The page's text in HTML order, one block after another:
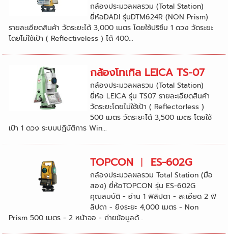
กล้องประมวลผลรวม (Total Station)
ยี่ห้อDADI รุ่นDTM624R (NON Prism)
รายละเอียดสินค้า วัดระยะได้ 3,000 เมตร โดยใช้ปริซึม 1 ดวง วัดระยะ
โดยไม่ใช้เป้า ( Reflectiveless ) ได้ 400...
กล้องโทเทิล LEICA TS-07
กล้องประมวลผลรวม (Total Station)
ยี่ห้อ LEICA รุ่น TS07 รายละเอียดสินค้า
‍วัดระยะโดยไม่ใช้เป้า ( Reflectorless )
500 เมตร วัดระยะได้ 3,500 เมตร โดยใช้
เป้า 1 ดวง ระบบปฏิบัติการ Win...
TOPCON ︱ ES-602G
กล้องประมวลผลรวม Total Station (มือ
สอง) ยี่ห้อTOPCON รุ่น ES-602G
คุณสมบัติ - อ่าน 1 ฟิลิปดา - ละเอียด 2 ฟิ
ลิปดา - ยิงระยะ 4,000 เมตร - Non
Prism 500 เมตร - 2 หน้าจอ - ถ่ายข้อมูลด้...